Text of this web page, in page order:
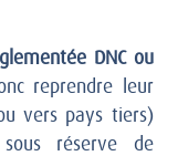
DNC ou
reprendre leur
vers pays tiers)
réserve de